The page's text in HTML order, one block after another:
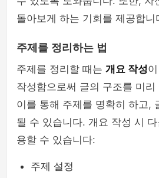
돌아보게 하는 기회를 제공합니
주제를 정리하는 법
주제를 정리할 때는 개요 작성
작성함으로써 글의 구조를 미
이를 통해 주제를 명확히 하고,
될 수 있습니다. 개요 작성 시
용할 수 있습니다:
주제 설정